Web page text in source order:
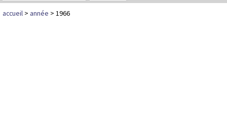
accueil > année > 1966